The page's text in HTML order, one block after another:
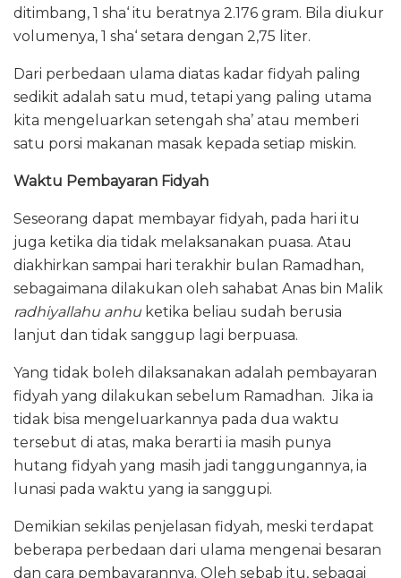
ditimbang, 1 sha‘ itu beratnya 2.176 gram. Bila diukur
volumenya, 1 sha‘ setara dengan 2,75 liter.
Dari perbedaan ulama diatas kadar fidyah paling
sedikit adalah satu mud, tetapi yang paling utama
kita mengeluarkan setengah sha’ atau memberi
satu porsi makanan masak kepada setiap miskin.
Waktu Pembayaran Fidyah
Seseorang dapat membayar fidyah, pada hari itu
juga ketika dia tidak melaksanakan puasa. Atau
diakhirkan sampai hari terakhir bulan Ramadhan,
sebagaimana dilakukan oleh sahabat Anas bin Malik
radhiyallahu anhu ketika beliau sudah berusia
lanjut dan tidak sanggup lagi berpuasa.
Yang tidak boleh dilaksanakan adalah pembayaran
fidyah yang dilakukan sebelum Ramadhan. Jika ia
tidak bisa mengeluarkannya pada dua waktu
tersebut di atas, maka berarti ia masih punya
hutang fidyah yang masih jadi tanggungannya, ia
lunasi pada waktu yang ia sanggupi.
Demikian sekilas penjelasan fidyah, meski terdapat
beberapa perbedaan dari ulama mengenai besaran
dan cara pembayarannya. Oleh sebab itu, sebagai